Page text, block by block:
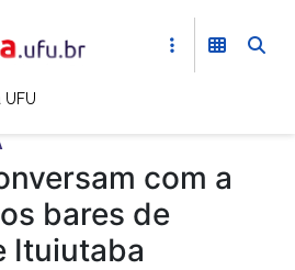
UFU
com a
bares de
Ituiutaba